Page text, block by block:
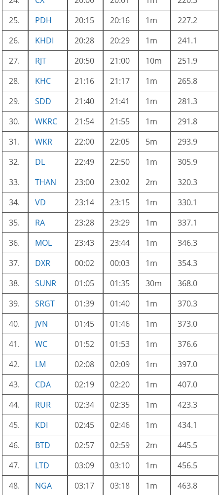
25.
PDH 20:15 20:16 1m
227.2
26.
KHDI 20:28 20:29 1m
241.1
27.
RJT 20:50 21:00 10m
251.9
28.
KHC 21:16 21:17 1m
265.8
29.
SDD 21:40 21:41 1m
281.3
30.
WKRC 21:54 21:55 1m
291.8
31.
WKR 22:00 22:05 5m
293.9
32.
DL 22:49 22:50 1m
305.9
33.
THAN 23:00 23:02 2m
320.3
34.
VD 23:14 23:15 1m
330.1
35.
RA 23:28 23:29 1m
337.1
36.
MOL 23:43 23:44 1m
346.3
37.
DXR 00:02 00:03 1m
354.3
38.
SUNR 01:05 01:35 30m
368.0
39.
SRGT 01:39 01:40 1m
370.3
40.
JVN 01:45 01:46 1m
373.0
41.
WC 01:52 01:53 1m
376.6
42.
LM 02:08 02:09 1m
397.0
43.
CDA 02:19 02:20 1m
407.0
44.
RUR 02:34 02:35 1m
423.3
45.
KDI 02:45 02:46 1m
434.1
46.
BTD 02:57 02:59 2m
445.5
47.
LTD 03:09 03:10 1m
456.5
48.
NGA 03:17 03:18 1m
463.8